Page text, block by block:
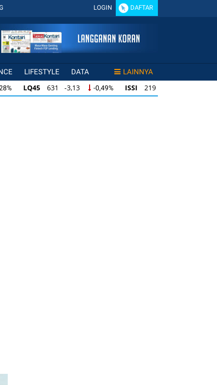
LOGIN DAFTAR
LIFESTYLE DATA LAINNYA
LQ45 631 -3,13 -0,49% ISSI 219 -0,63
LQ45 631 -3,13 -0,49% ISSI 219 -0,63